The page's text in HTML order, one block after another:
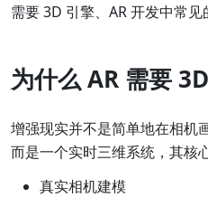
需要 3D 引擎、AR 开发中常见
为什么 AR 需要
增强现实并不是简单地在相机
而是一个实时三维系统，其核
真实相机建模